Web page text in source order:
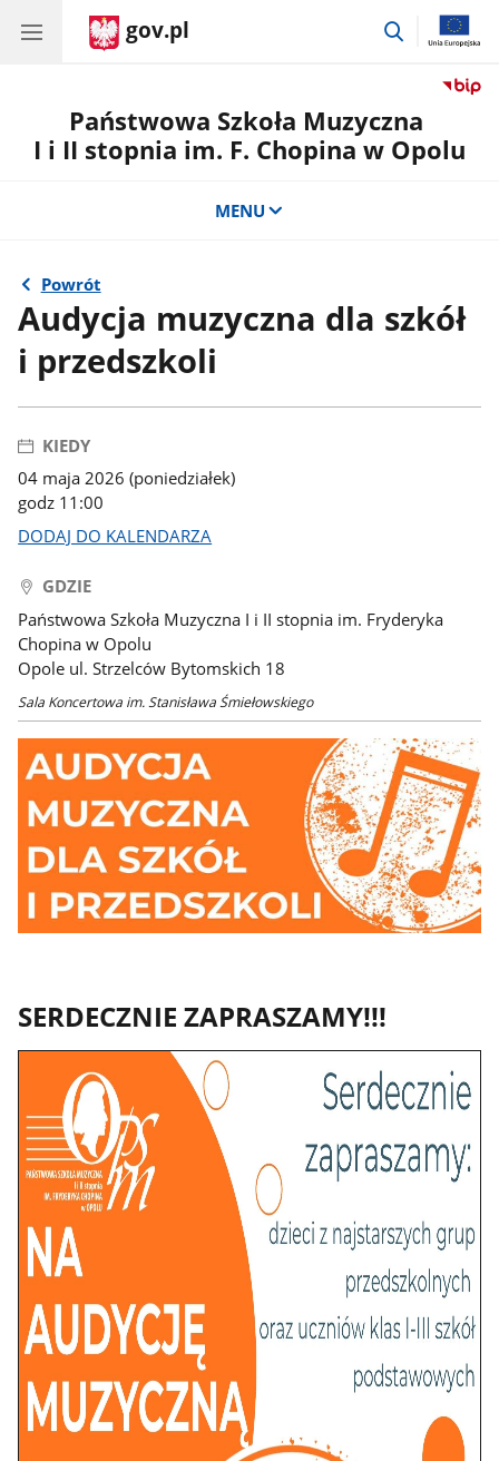
gov.pl
przejdź
Państwowa Szkoła Muzyczna
I i II stopnia im. F. Chopina w Opolu
MENU
Powrót
Audycja muzyczna dla szkół
i przedszkoli
KIEDY
04 maja 2026 (poniedziałek)
godz 11:00
DODAJ DO KALENDARZA
GDZIE
Państwowa Szkoła Muzyczna I i II stopnia im. Fryderyka
Chopina w Opolu
Opole ul. Strzelców Bytomskich 18
Sala Koncertowa im. Stanisława Śmiełowskiego
SERDECZNIE ZAPRASZAMY!!!